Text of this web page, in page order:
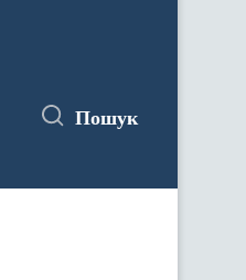
Пошук